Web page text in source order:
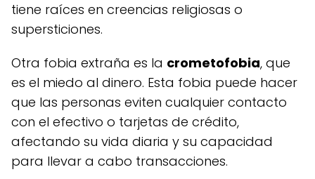
tiene raíces en creencias religiosas o
supersticiones.
Otra fobia extraña es la crometofobia, que
es el miedo al dinero. Esta fobia puede hacer
que las personas eviten cualquier contacto
con el efectivo o tarjetas de crédito,
afectando su vida diaria y su capacidad
para llevar a cabo transacciones.